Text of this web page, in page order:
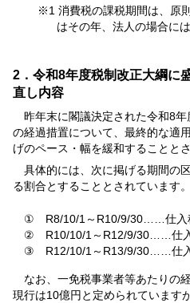
※1 消費税の課税期間は、原
はその年、法人の場合に
2．令和8年度税制改正大綱に
直し内容
昨年末に閣議決定された令和8年
の経過措置について、最終的な適
げのペース・幅を緩和することと
具体的には、次に掲げる期間の
る割合とすることとされています。
① R8/10/1～R10/9/30……仕入
② R10/10/1～R12/9/30……仕入
③ R12/10/1～R13/9/30……仕入
なお、一免税事業者等あたりの
現行は10億円と定められています